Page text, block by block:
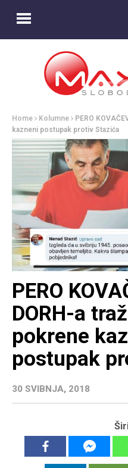
Home Kolumne
PERO
kazneni postupak protiv Stazića
PERO
DORH-a
pokrene
postupak
30 SVIBNJA, 2018